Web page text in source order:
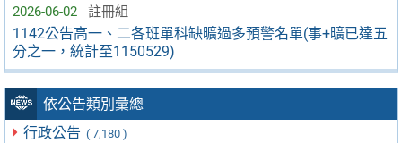
2026-06-02 註冊組
1142公告高一、二各班單科缺曠過多預警名單(事+曠已達五
分之一，統計至1150529)
依公告類別彙總
行政公告 ( 7,180 )